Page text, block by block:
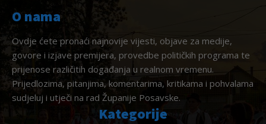
O nama
Ovdje ćete pronaći najnovije vijesti, objave za medije,
govore i izjave premijera, provedbe političkih programa te
prijenose različitih događanja u realnom vremenu.
Prijedlozima, pitanjima, komentarima, kritikama i pohvalama
sudjeluj i utječi na rad Županije Posavske.
Kategorije